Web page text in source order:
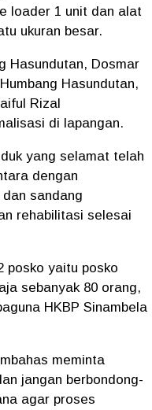
loader 1 unit dan alat
ukuran besar.
Hasundutan, Dosmar
Hasundutan,
Rizal
di lapangan.
yang selamat telah
dengan
sandang
rehabilitasi selesai
posko yaitu posko
sebanyak 80 orang,
HKBP Sinambela
meminta
jangan berbondong-
agar proses